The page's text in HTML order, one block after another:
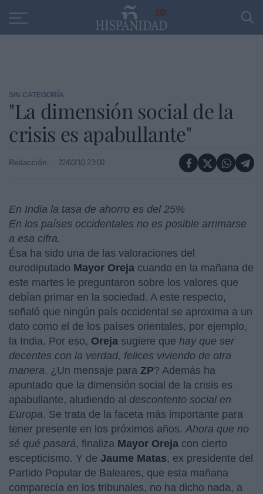
30
SIN CATEGORÍA
"La dimensión social de la
crisis es apabullante"
Redacción 22/03/10 23:00
En India la tasa de ahorro es del 25%
En los países occidentales no es posible arrimarse
a esa cifra.
Ésa ha sido una de las valoraciones del
eurodiputado Mayor Oreja cuando en la mañana de
este martes le preguntaron sobre los valores que
debían primar en la sociedad. A este respecto,
señaló que ningún país occidental se aproxima a un
dato como el de los países orientales, por ejemplo,
la India. Por eso, Oreja sugiere que hay que ser
decentes con la verdad, felices viviendo de otra
manera. ¿Un mensaje para ZP? Además ha
apuntado que la dimensión social de la crisis es
apabullante, aludiendo al descontento social en
Europa. Se trata de la faceta más importante para
tener presente en los próximos años.Ahora que no
sé qué pasará, finaliza Mayor Oreja con cierto
escepticismo. Y de Jaume Matas, ex presidente del
Partido Popular de Baleares, que esta mañana
comparecía en los tribunales, no ha dicho nada, a